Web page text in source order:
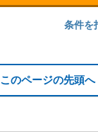
条件を
このページの先頭へ